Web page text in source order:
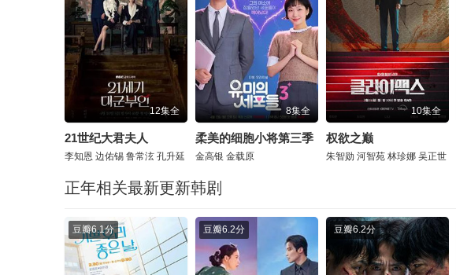
12集全
21世纪大君夫人
李知恩 边佑锡 鲁常泫 孔升延
8集全
柔美的细胞小将第三季
金高银 金载原
10集全
权欲之巅
朱智勋 河智苑 林珍娜 吴正世
正年相关最新更新韩剧
豆瓣6.1分 豆瓣6.2分 豆瓣6.2分